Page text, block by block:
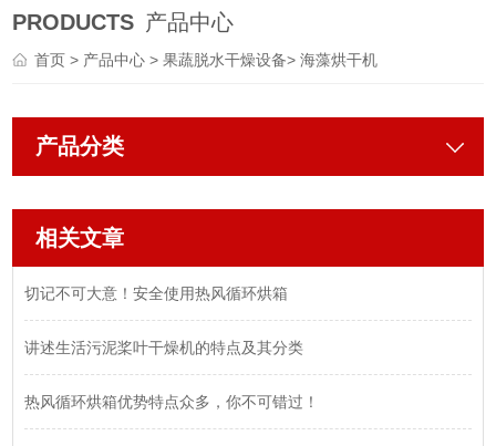
PRODUCTS 产品中心
首页> 产品中心>果蔬脱水干燥设备>海藻烘干机
产品分类
相关文章
切记不可大意！安全使用热风循环烘箱
讲述生活污泥桨叶干燥机的特点及其分类
热风循环烘箱优势特点众多，你不可错过！